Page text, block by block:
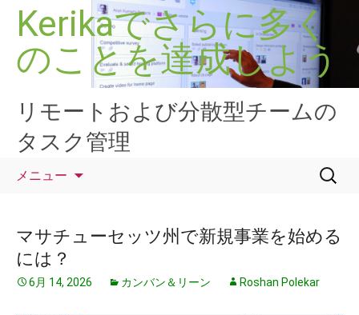
Kerikaでさらに多く
のことを達成しよう
リモートおよび分散型チームの
タスク管理
メニュー
検
索:
マサチューセッツ州で新規事業を始める
には？
6月 14, 2026 カンバン＆リーン Roshan Polekar